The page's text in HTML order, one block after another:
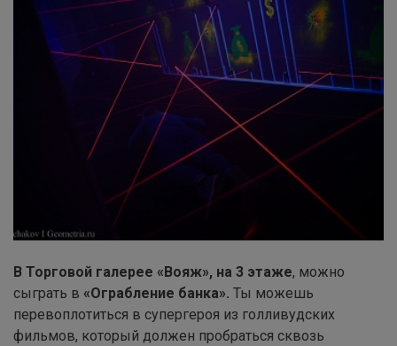
В Торговой галерее «Вояж», на 3 этаже, можно
сыграть в «Ограбление банка». Ты можешь
перевоплотиться в супергероя из голливудских
фильмов, который должен пробраться сквозь